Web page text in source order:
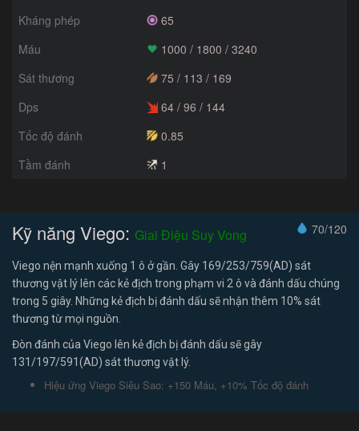
Kháng phép
65
Máu
1000 / 1800 / 3240
Sát thương
75 / 113 / 169
Dps
64 / 96 / 144
Tốc độ đánh
0.85
Tầm đánh
1
Kỹ năng Viego: Giai Điệu Suy Vong 70/120
Viego nện mạnh xuống 1 ô ở gần. Gây 169/253/759(AD) sát
thương vật lý lên các kẻ địch trong phạm vi 2 ô và đánh dấu chúng
trong 5 giây. Những kẻ địch bị đánh dấu sẽ nhận thêm 10% sát
thương từ mọi nguồn.
Đòn đánh của Viego lên kẻ địch bị đánh dấu sẽ gây
131/197/591(AD) sát thương vật lý.
Hiệu ứng Viego Siêu Sao: +150 Máu, +10% Tốc độ đánh